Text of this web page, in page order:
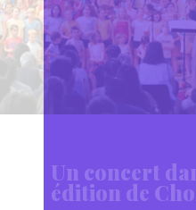
Un concert
édition de